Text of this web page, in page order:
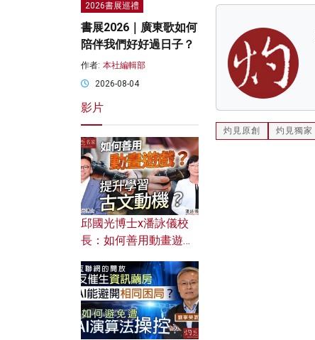
灼見原創 灼見獨家
2026書展巡禮
書展2026｜廣東歌如何
陪伴我們好好過日子？
作者: 本社編輯部
2026-08-04
影片
邱國光博士x潘詠儀校
長：如何善用動畫遊戲